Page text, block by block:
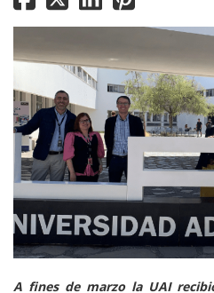
A fines de marzo la UAI